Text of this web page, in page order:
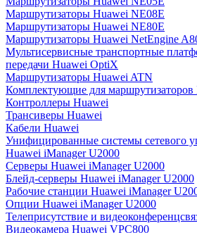
Маршрутизаторы Huawei NE08E
Маршрутизаторы Huawei NE80E
Маршрутизаторы Huawei NetEngine
Мультисервисные транспортные
передачи Huawei OptiX
Маршрутизаторы Huawei ATN
Комплектующие для маршрутизаторов
Контроллеры Huawei
Трансиверы Huawei
Кабели Huawei
Унифицированные системы сетевого
Huawei iManager U2000
Серверы Huawei iManager U2000
Блейд-серверы Huawei iManager U2000
Рабочие станции Huawei iManager
Опции Huawei iManager U2000
Телеприсутствие и
Видеокамера Huawei VPC800